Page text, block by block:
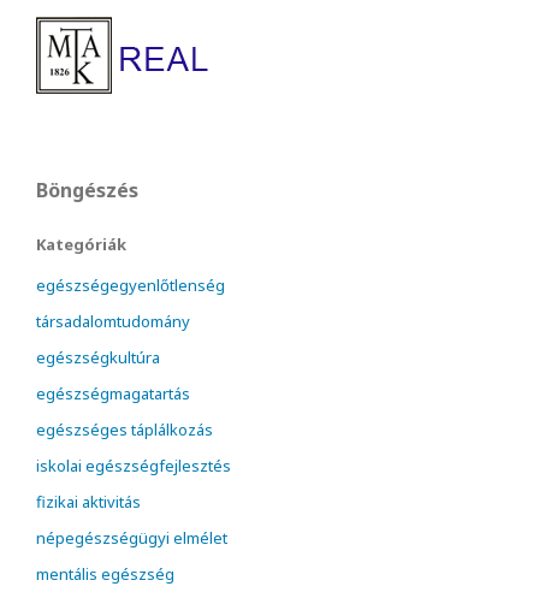
Böngészés
Kategóriák
egészségegyenlőtlenség
társadalomtudomány
egészségkultúra
egészségmagatartás
egészséges táplálkozás
iskolai egészségfejlesztés
fizikai aktivitás
népegészségügyi elmélet
mentális egészség